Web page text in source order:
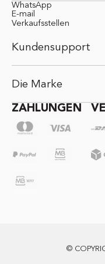
Kundensupport
Die Marke
WhatsApp
E-mail
Verkaufsstellen
ZAHLUNGEN
©